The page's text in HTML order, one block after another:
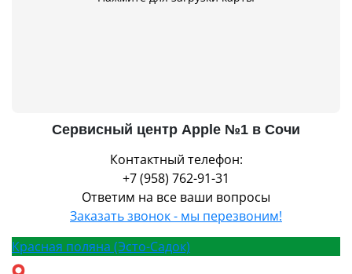
Сервисный центр Apple №1 в Сочи
Контактный телефон:
+7 (958) 762-91-31
Ответим на все ваши вопросы
Заказать звонок - мы перезвоним!
Красная поляна (Эсто-Садок)